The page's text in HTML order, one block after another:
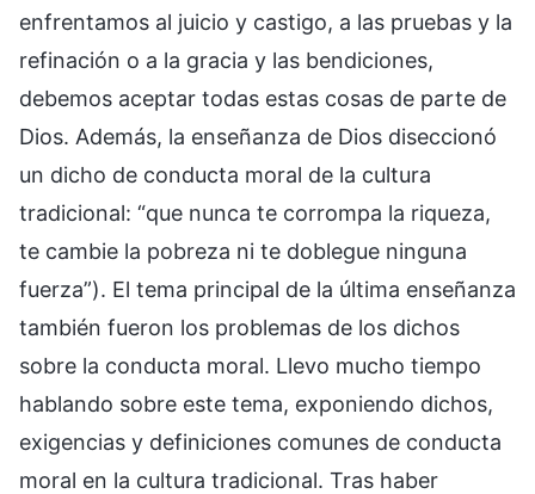
enfrentamos al juicio y castigo, a las pruebas y la
refinación o a la gracia y las bendiciones,
debemos aceptar todas estas cosas de parte de
Dios. Además, la enseñanza de Dios diseccionó
un dicho de conducta moral de la cultura
tradicional: “que nunca te corrompa la riqueza,
te cambie la pobreza ni te doblegue ninguna
fuerza”). El tema principal de la última enseñanza
también fueron los problemas de los dichos
sobre la conducta moral. Llevo mucho tiempo
hablando sobre este tema, exponiendo dichos,
exigencias y definiciones comunes de conducta
moral en la cultura tradicional. Tras haber